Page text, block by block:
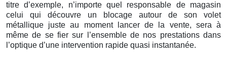
titre d’exemple, n’importe quel responsable de magasin
celui qui découvre un blocage autour de son volet
métallique juste au moment lancer de la vente, sera à
même de se fier sur l’ensemble de nos prestations dans
l’optique d’une intervention rapide quasi instantanée.